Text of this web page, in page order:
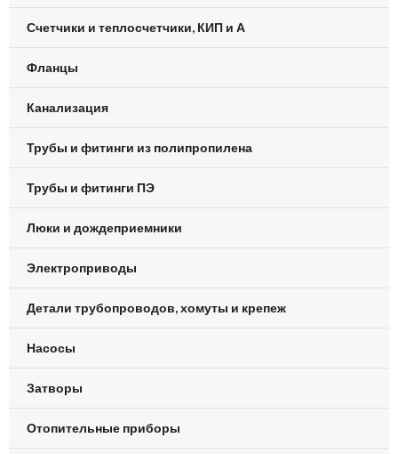
Счетчики и теплосчетчики, КИП и А
Фланцы
Канализация
Трубы и фитинги из полипропилена
Трубы и фитинги ПЭ
Люки и дождеприемники
Электроприводы
Детали трубопроводов, хомуты и крепеж
Насосы
Затворы
Отопительные приборы